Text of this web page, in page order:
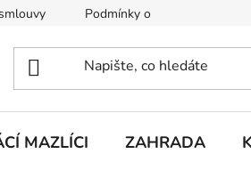
Podmínky ochrany osobních
MAZLÍCI ZAHRADA